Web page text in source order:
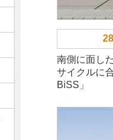
南側に面し
サイクルに
BiSS」